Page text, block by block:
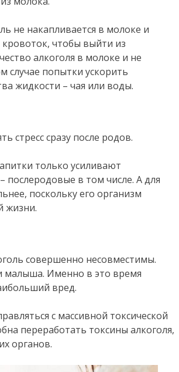
не накапливается в молоке и
чтобы выйти из
алкоголя в молоке и не
случае попытки ускорить
жидкости – чая или воды.
стресс сразу после родов.
только усиливают
послеродовые в том числе. А для
поскольку его организм
жизни.
совершенно несовместимы.
малыша. Именно в это время
вред.
с массивной токсической
переработать токсины алкоголя,
органов.